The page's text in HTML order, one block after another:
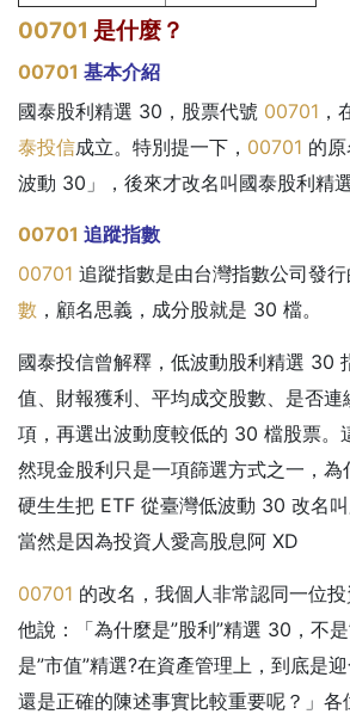
00701 是什麼？
00701 基本介紹
國泰股利精選 30，股票代號 00701 ，
泰投信成立。特別提一下， 00701 的
波動 30」，後來才改名叫國泰股利精
00701 追蹤指數
00701 追蹤指數是由台灣指數公司發行
數 ，顧名思義，成分股就是 30 檔。
國泰投信曾解釋，低波動股利精選 30
值、財報獲利、平均成交股數、是否連
項，再選出波動度較低的 30 檔股票。
然現金股利只是一項篩選方式之一，為
硬生生把 ETF 從臺灣低波動 30 改名
當然是因為投資人愛高股息阿 XD
00701 的改名，我個人非常認同一位
他說：「為什麼是”股利”精選 30，不
是”市值”精選?在資產管理上，到底是
還是正確的陳述事實比較重要呢？」各